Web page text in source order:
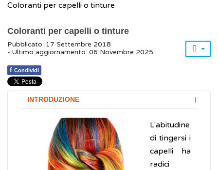
Coloranti per capelli o tinture
Coloranti per capelli o tinture
Pubblicato: 17 Settembre 2018
- Ultimo aggiornamento: 06 Novembre 2025
f Condividi
INTRODUZIONE
L'abitudine
di tingersi i
capelli ha
radici